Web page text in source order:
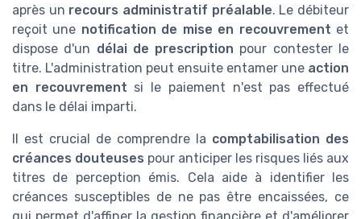
après un recours administratif préalable. Le débiteur
reçoit une notification de mise en recouvrement et
dispose d'un délai de prescription pour contester le
titre. L'administration peut ensuite entamer une action
en recouvrement si le paiement n'est pas effectué
dans le délai imparti.
Il est crucial de comprendre la comptabilisation des
créances douteuses pour anticiper les risques liés aux
titres de perception émis. Cela aide à identifier les
créances susceptibles de ne pas être encaissées, ce